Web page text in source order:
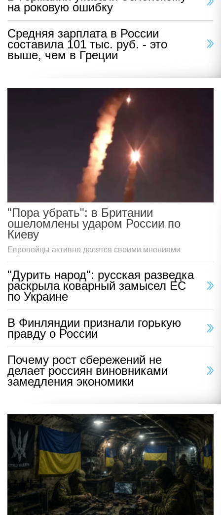
на роковую ошибку
Средняя зарплата в России
составила 101 тыс. руб. - это
выше, чем в Греции
"Пора убрать": в Британии
ошеломлены ударом России по
Киеву
Европейцы активно делятся своими мнениями
"Дурить народ": русская разведка
раскрыла коварный замысел ЕС
по Украине
В Финляндии признали горькую
правду о России
Почему рост сбережений не
делает россиян виновниками
замедления экономики